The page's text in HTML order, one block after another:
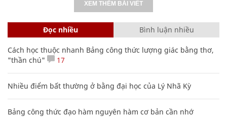
XEM THÊM BÀI VIẾT
Đọc nhiều Bình luận nhiều
Cách học thuộc nhanh Bảng công thức lượng giác bằng thơ,
"thần chú"
17
Nhiều điểm bất thường ở bằng đại học của Lý Nhã Kỳ
Bảng công thức đạo hàm nguyên hàm cơ bản cần nhớ